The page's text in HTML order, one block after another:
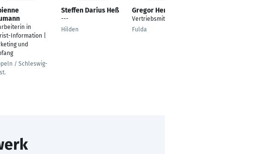
in
Information |
und
/ Schleswig-
Steffen Darius Heß
---
Hilden
Gregor Heres
Vertriebsmitarbeiter
Fulda